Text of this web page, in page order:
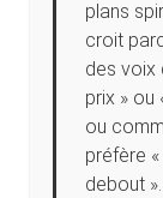
plans
croit
des voix
prix » ou
ou
préfère
debout